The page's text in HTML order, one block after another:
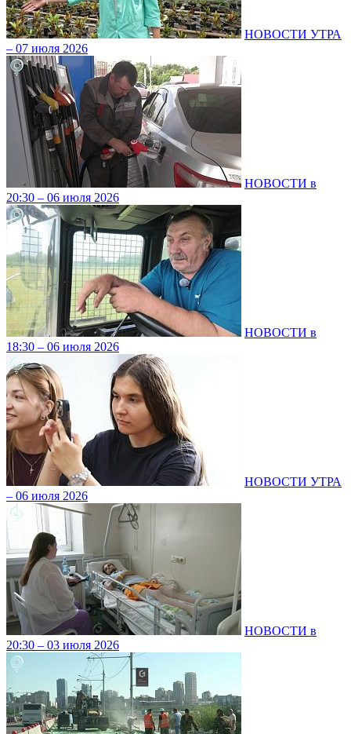
НОВОСТИ УТРА
– 07 июля 2026
НОВОСТИ в
20:30 – 06 июля 2026
НОВОСТИ в
18:30 – 06 июля 2026
НОВОСТИ УТРА
– 06 июля 2026
НОВОСТИ в
20:30 – 03 июля 2026